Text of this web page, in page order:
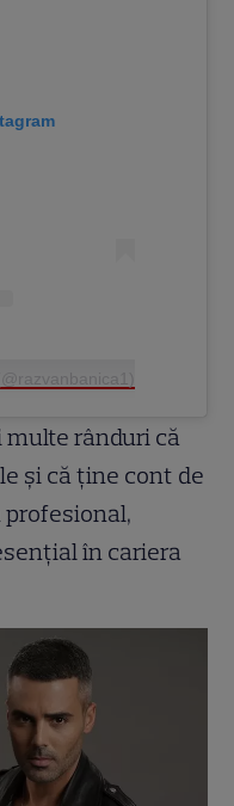
rânduri că
și că ține cont de
în cariera